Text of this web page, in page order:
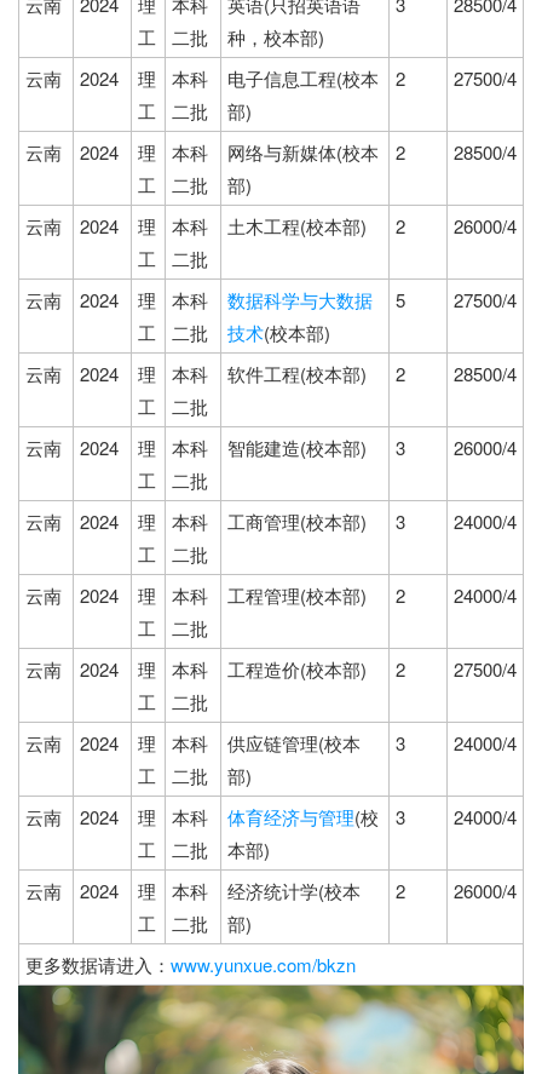
工
二批
种，校本部)
云南 2024
理
工
本科
二批
电子信息工程(校本
部)
2 27500/4
云南 2024
理
工
本科
二批
网络与新媒体(校本
部)
2 28500/4
云南 2024
理
工
本科
二批
土木工程(校本部) 2 26000/4
云南 2024
理
工
本科
二批
数据科学与大数据
技术(校本部)
5 27500/4
云南 2024
理
工
本科
二批
软件工程(校本部) 2 28500/4
云南 2024
理
工
本科
二批
智能建造(校本部) 3 26000/4
云南 2024
理
工
本科
二批
工商管理(校本部) 3 24000/4
云南 2024
理
工
本科
二批
工程管理(校本部) 2 24000/4
云南 2024
理
工
本科
二批
工程造价(校本部) 2 27500/4
云南 2024
理
工
本科
二批
供应链管理(校本
部)
3 24000/4
云南 2024
理
工
本科
二批
体育经济与管理(校
本部)
3 24000/4
云南 2024
理
工
本科
二批
经济统计学(校本
部)
2 26000/4
更多数据请进入： www.yunxue.com/bkzn